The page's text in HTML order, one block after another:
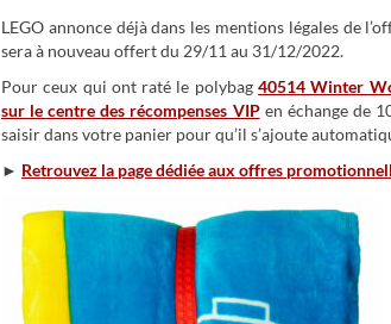
LEGO annonce déjà dans les mentions légales de
sera à nouveau offert du 29/11 au 31/12/2022.
Pour ceux qui ont raté le polybag40514 Winter
sur le centre des récompenses VIPen échange de
saisir dans votre panier pour qu’il s’ajoute
► Retrouvez la page dédiée aux offres